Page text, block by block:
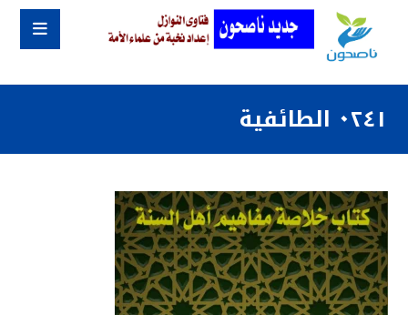
٠٢٤١ الطائفية